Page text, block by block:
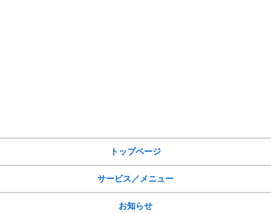
トップページ
サービス／メニュー
お知らせ